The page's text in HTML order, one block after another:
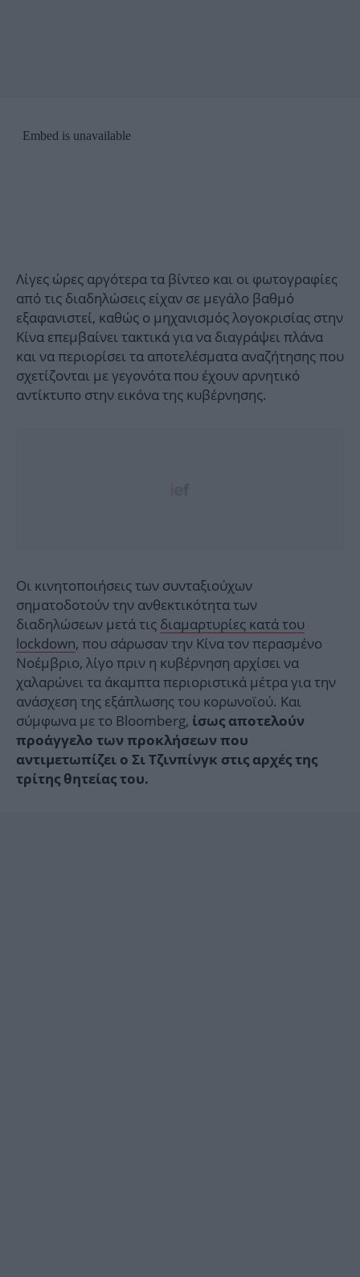
Λίγες ώρες αργότερα τα βίντεο και οι φωτογραφίες
από τις διαδηλώσεις είχαν σε μεγάλο βαθμό
εξαφανιστεί, καθώς ο μηχανισμός λογοκρισίας στην
Κίνα επεμβαίνει τακτικά για να διαγράψει πλάνα
και να περιορίσει τα αποτελέσματα αναζήτησης που
σχετίζονται με γεγονότα που έχουν αρνητικό
αντίκτυπο στην εικόνα της κυβέρνησης.
Οι κινητοποιήσεις των συνταξιούχων
σηματοδοτούν την ανθεκτικότητα των
διαδηλώσεων μετά τις διαμαρτυρίες κατά του
lockdown, που σάρωσαν την Κίνα τον περασμένο
Νοέμβριο, λίγο πριν η κυβέρνηση αρχίσει να
χαλαρώνει τα άκαμπτα περιοριστικά μέτρα για την
ανάσχεση της εξάπλωσης του κορωνοϊού. Και
σύμφωνα με το Bloomberg, ίσως αποτελούν
προάγγελο των προκλήσεων που
αντιμετωπίζει ο Σι Τζινπίνγκ στις αρχές της
τρίτης θητείας του.